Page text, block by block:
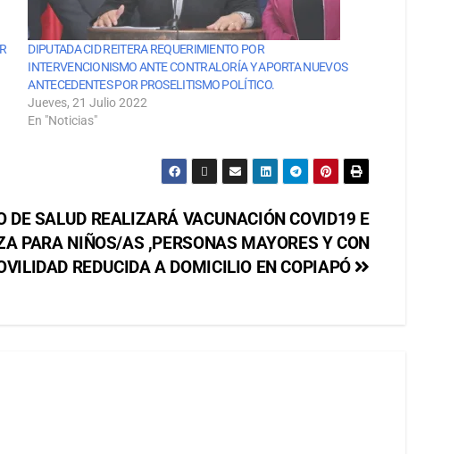
DIPUTADA CID REITERA REQUERIMIENTO POR
INTERVENCIONISMO ANTE CONTRALORÍA Y APORTA NUEVOS
ANTECEDENTES POR PROSELITISMO POLÍTICO.
Jueves, 21 Julio 2022
En "Noticias"
DE SALUD REALIZARÁ VACUNACIÓN COVID19 E
PARA NIÑOS/AS ,PERSONAS MAYORES Y CON
REDUCIDA A DOMICILIO EN COPIAPÓ